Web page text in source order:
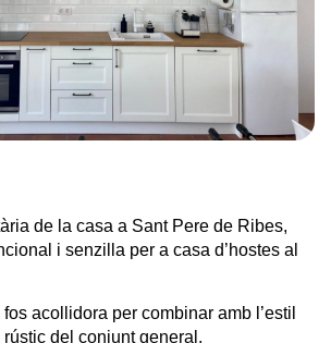
de la casa a Sant Pere de Ribes,
i senzilla per a casa d’hostes al
acollidora per combinar amb l’estil
del conjunt general.